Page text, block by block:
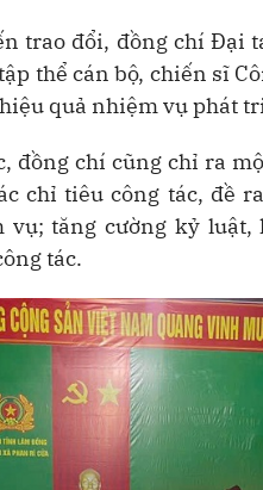
trao đổi, đồng chí Đại
thể cán bộ, chiến sĩ
quả nhiệm vụ phát
đồng chí cũng chỉ ra
chỉ tiêu công tác, đề
tăng cường kỷ
tác.